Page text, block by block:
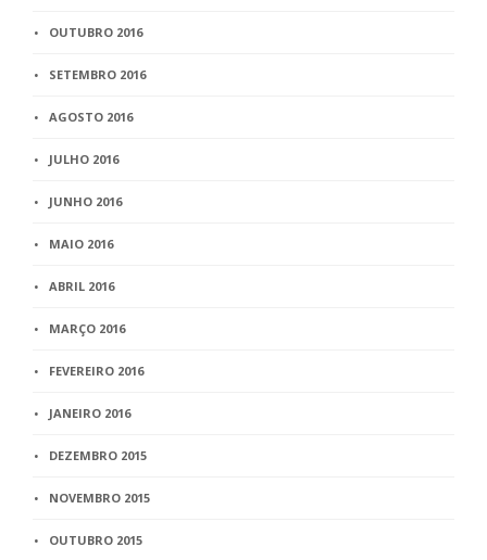
OUTUBRO 2016
SETEMBRO 2016
AGOSTO 2016
JULHO 2016
JUNHO 2016
MAIO 2016
ABRIL 2016
MARÇO 2016
FEVEREIRO 2016
JANEIRO 2016
DEZEMBRO 2015
NOVEMBRO 2015
OUTUBRO 2015